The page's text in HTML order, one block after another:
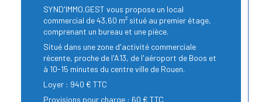
SYND'IMMO.GEST vous propose un local
commercial de 43,60 m² situé au premier étage,
comprenant un bureau et une pièce.
Situé dans une zone d'activité commerciale
récente, proche de l'A13, de l'aéroport de Boos et
à 10-15 minutes du centre ville de Rouen.
Loyer : 940 € TTC
Provisions pour charge : 60 € TTC